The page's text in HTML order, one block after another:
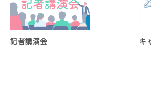
記者講演会 キ